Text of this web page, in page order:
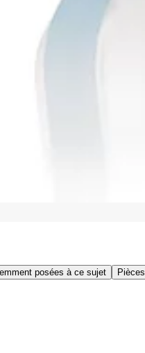
posées à ce sujet